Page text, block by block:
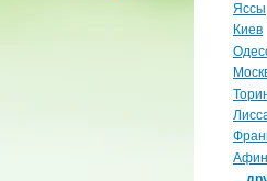
Яссы
Киев